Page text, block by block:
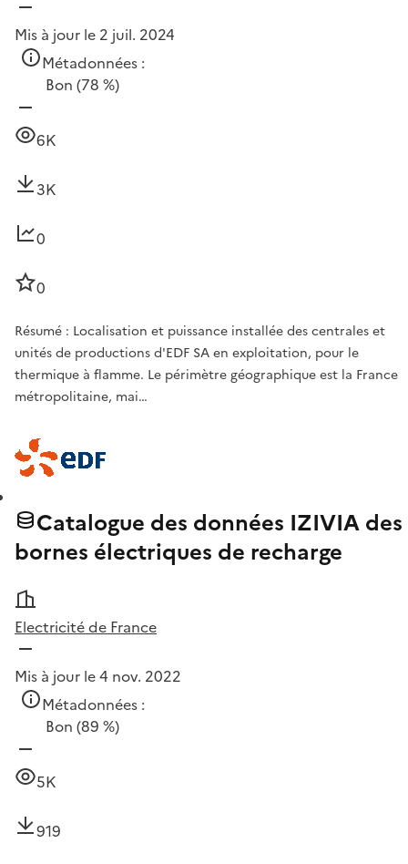
Mis à jour le 2 juil. 2024
Métadonnées :
Bon (78 %)
6K
3K
0
0
Résumé : Localisation et puissance installée des centrales et
unités de productions d'EDF SA en exploitation, pour le
thermique à flamme. Le périmètre géographique est la France
métropolitaine, mai…
Catalogue des données IZIVIA des
bornes électriques de recharge
Electricité de France
Mis à jour le 4 nov. 2022
Métadonnées :
Bon (89 %)
5K
919